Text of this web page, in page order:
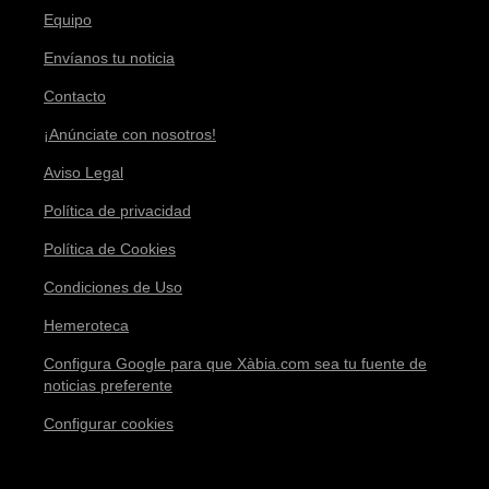
Equipo
Envíanos tu noticia
Contacto
¡Anúnciate con nosotros!
Aviso Legal
Política de privacidad
Política de Cookies
Condiciones de Uso
Hemeroteca
Configura Google para que Xàbia.com sea tu fuente de
noticias preferente
Configurar cookies